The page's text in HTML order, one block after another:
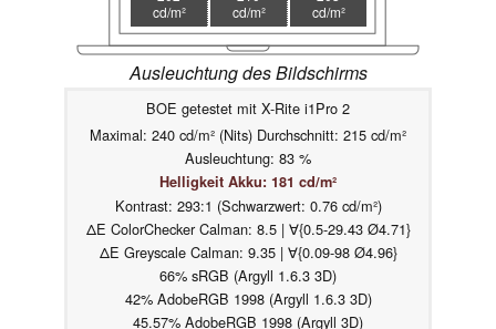
cd/m²
cd/m²
cd/m²
Ausleuchtung des Bildschirms
BOE getestet mit X-Rite i1Pro 2
Maximal: 240 cd/m² (Nits) Durchschnitt: 215 cd/m²
Ausleuchtung: 83 %
Helligkeit Akku: 181 cd/m²
Kontrast: 293:1 (Schwarzwert: 0.76 cd/m²)
ΔE ColorChecker Calman: 8.5 | ∀{0.5-29.43 Ø4.71}
ΔE Greyscale Calman: 9.35 | ∀{0.09-98 Ø4.96}
66% sRGB (Argyll 1.6.3 3D)
42% AdobeRGB 1998 (Argyll 1.6.3 3D)
45.57% AdobeRGB 1998 (Argyll 3D)